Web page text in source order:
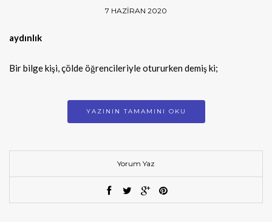
7 HAZIRAN 2020
aydınlık
Bir bilge kişi, çölde öğrencileriyle otururken demiş ki;
YAZININ TAMAMINI OKU
Yorum Yaz